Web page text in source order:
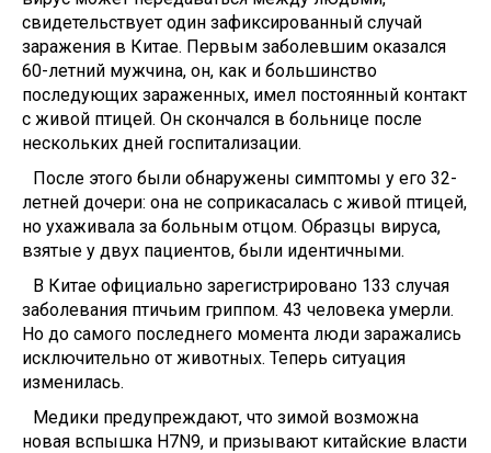
свидетельствует один зафиксированный случай
заражения в Китае. Первым заболевшим оказался
60-летний мужчина, он, как и большинство
последующих зараженных, имел постоянный контакт
с живой птицей. Он скончался в больнице после
нескольких дней госпитализации.
После этого были обнаружены симптомы у его 32-
летней дочери: она не соприкасалась с живой птицей,
но ухаживала за больным отцом. Образцы вируса,
взятые у двух пациентов, были идентичными.
В Китае официально зарегистрировано 133 случая
заболевания птичьим гриппом. 43 человека умерли.
Но до самого последнего момента люди заражались
исключительно от животных. Теперь ситуация
изменилась.
Медики предупреждают, что зимой возможна
новая вспышка H7N9, и призывают китайские власти